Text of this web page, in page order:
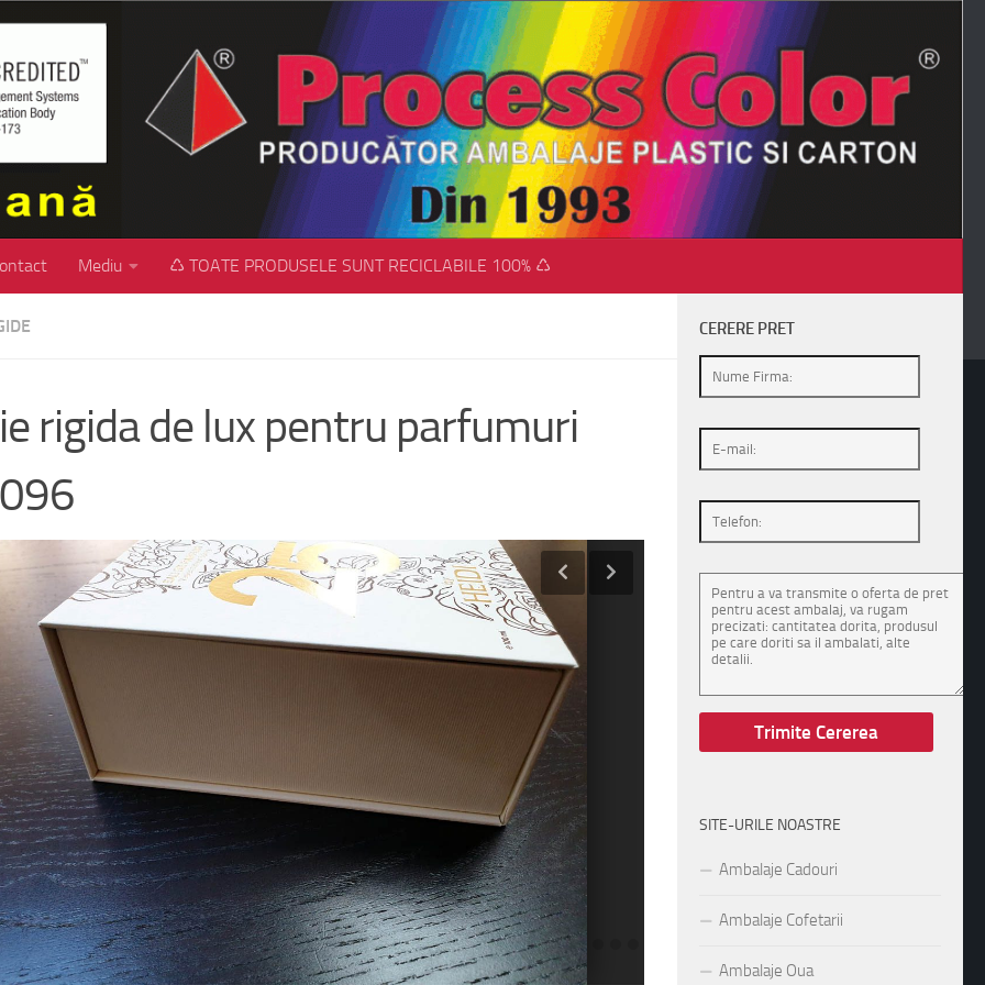
Mediu ♺ TOATE PRODUSELE SUNT RECICLABILE 100% ♺
rigida de lux pentru parfumuri
CERERE PRET
SITE-URILE NOASTRE
Ambalaje Cadouri
Ambalaje Cofetarii
Ambalaje Oua